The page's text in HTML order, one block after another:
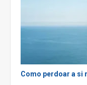
Como perdoar a si